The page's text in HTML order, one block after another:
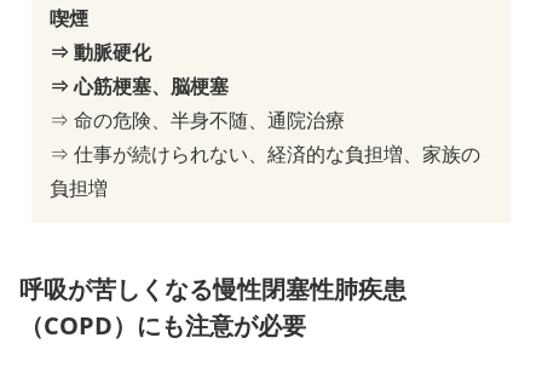
喫煙
⇒ 動脈硬化
⇒ 心筋梗塞、脳梗塞
⇒ 命の危険、半身不随、通院治療
⇒ 仕事が続けられない、経済的な負担増、家族の
負担増
呼吸が苦しくなる慢性閉塞性肺疾患
（COPD）にも注意が必要